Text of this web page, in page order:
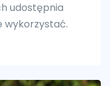
udostępnia
wykorzystać.